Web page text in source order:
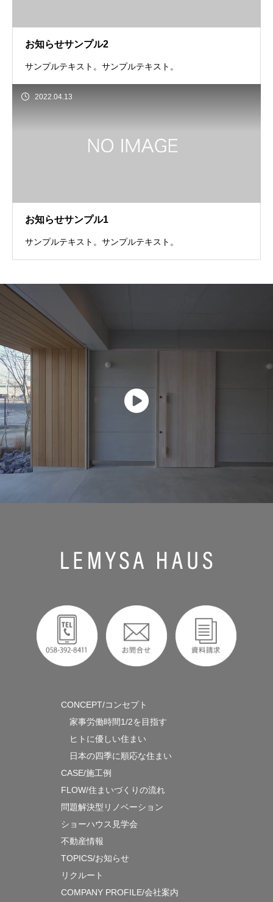
お知らせサンプル2
サンプルテキスト。サンプルテキスト。
2022.04.13
お知らせサンプル1
サンプルテキスト。サンプルテキスト。
CONCEPT/コンセプト
家事労働時間1/2を目指す
ヒトに優しい住まい
日本の四季に順応な住まい
CASE/施工例
FLOW/住まいづくりの流れ
問題解決型リノベーション
ショーハウス見学会
不動産情報
TOPICS/お知らせ
リクルート
COMPANY PROFILE/会社案内